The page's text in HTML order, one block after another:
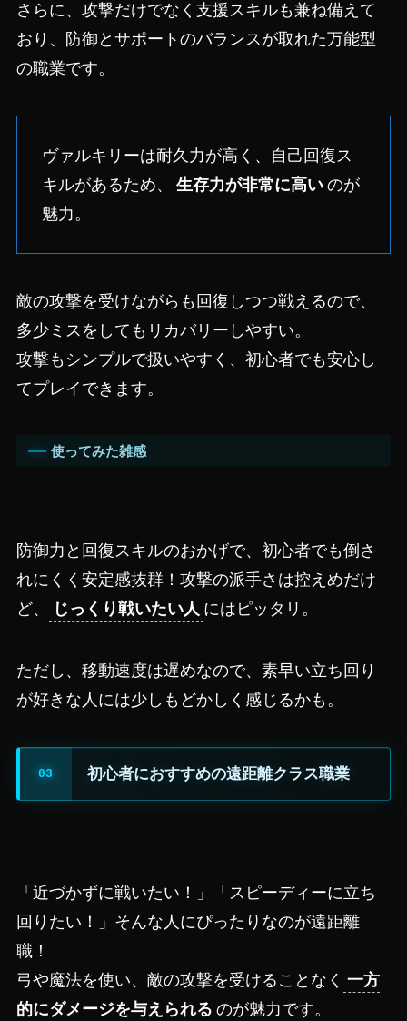
さらに、攻撃だけでなく支援スキルも兼ね備えて
おり、防御とサポートのバランスが取れた万能型
の職業です。
ヴァルキリーは耐久力が高く、自己回復ス
キルがあるため、
生存力が非常に高い のが
魅力。
敵の攻撃を受けながらも回復しつつ戦えるので、
多少ミスをしてもリカバリーしやすい。
攻撃もシンプルで扱いやすく、初心者でも安心し
てプレイできます。
使ってみた雑感
防御力と回復スキルのおかげで、初心者でも倒さ
れにくく安定感抜群！攻撃の派手さは控えめだけ
ど、
じっくり戦いたい人 にはピッタリ。
ただし、移動速度は遅めなので、素早い立ち回り
が好きな人には少しもどかしく感じるかも。
初心者におすすめの遠距離クラス職業
「近づかずに戦いたい！」「スピーディーに立ち
回りたい！」そんな人にぴったりなのが遠距離
職！
弓や魔法を使い、敵の攻撃を受けることなく 一方
的にダメージを与えられる のが魅力です。